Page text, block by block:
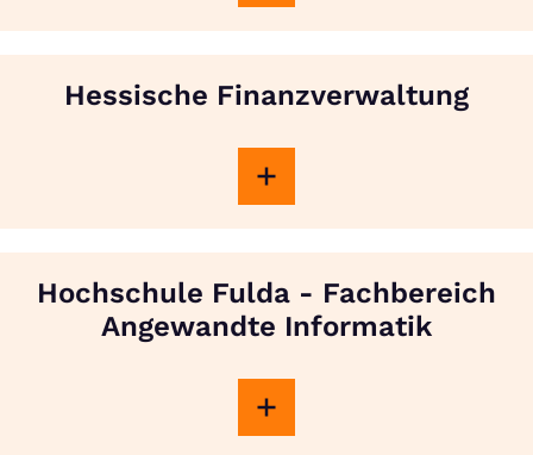
Hessische Finanzverwaltung
Hochschule Fulda - Fachbereich
Angewandte Informatik